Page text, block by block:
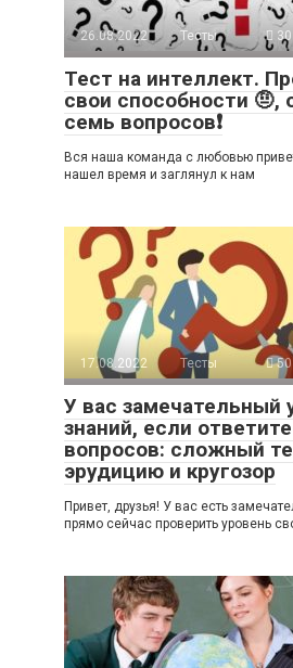
26.08.2022 Тесты
Тест на интеллект.
свои способности 🤨,
семь вопросов❗
Вся наша команда с любовью
нашел время и заглянул к нам
17.08.2022 Тесты 50
У вас замечательный
знаний, если
вопросов: сложный
эрудицию и кругозор
Привет, друзья! У вас есть
прямо сейчас проверить уровень